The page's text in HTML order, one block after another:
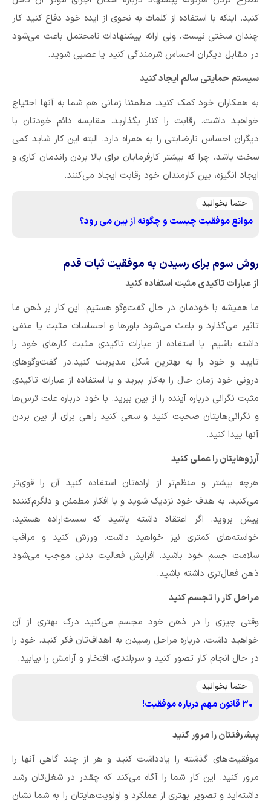
کنید. اینکه با استفاده از کلمات به نحوی از ایده خود دفاع کنید کار
چندان سختی نیست، ولی ارائه پیشنهادات نامحتمل باعث می‌شود
در مقابل دیگران احساس شرمندگی کنید یا عصبی شوید.
سیستم حمایتی سالم ایجاد کنید
به همکاران خود کمک کنید. مطمئنا زمانی‌ هم شما به آنها احتیاج
خواهید داشت. رقابت را کنار بگذارید. مقایسه دائم خودتان با
دیگران احساس نارضایتی را به همراه دارد. البته این کار شاید کمی
سخت باشد، چرا که بیشتر کارفرمایان برای بالا بردن راندمان کاری و
ایجاد انگیزه، بین کارمندان خود رقابت ایجاد می‌کنند.
حتما بخوانید
موانع موفقیت چیست و چگونه از بین می رود؟
روش سوم برای رسیدن به موفقیت ثبات قدم
از عبارات تاکیدی مثبت استفاده کنید
ما همیشه با خودمان در حال گفت‌و‌گو هستیم. این کار بر ذهن ما
تاثیر می‌گذارد و باعث می‌شود باورها و احساسات مثبت یا منفی
داشته باشیم. با استفاده از عبارات تاکیدی مثبت کارهای خود را
تایید و خود را به بهترین شکل مدیریت کنید.در گفت‌وگوهای
درونی خود زمان حال را به‌کار ببرید و با استفاده از عبارات تاکیدی
مثبت نگرانی درباره‌ آینده را از بین ببرید. با خود درباره علت ترس‌‌ها
و نگرانی‌هایتان صحبت کنید و سعی کنید راهی برای از بین بردن
آنها پیدا کنید.
آرزوهایتان را عملی کنید
هرچه بیشتر و منظم‌تر از اراده‌تان استفاده کنید آن را قوی‌تر
می‌کنید. به هدف خود نزدیک شوید و با افکار مطمئن و دلگرم‌کننده
پیش بروید. اگر اعتقاد داشته باشید که سست‌اراده هستید،
خواسته‌های کمتری نیز خواهید داشت. ورزش کنید و مراقب
سلامت جسم خود باشید. افزایش فعالیت بدنی موجب می‌شود
ذهن فعال‌تری داشته باشید.
مراحل کار را تجسم کنید
وقتی چیزی را در ذهن خود مجسم می‌کنید درک بهتری از آن
خواهید داشت. درباره مراحل رسیدن به اهداف‌تان فکر کنید. خود را
در حال انجام کار تصور کنید و سربلندی، افتخار و آرامش را بیابید.
حتما بخوانید
۳۰ قانون مهم درباره موفقیت!
پیشرفتتان را مرور کنید
موفقیت‌های گذشته را یادداشت کنید و هر از چند‌ گاهی آنها را
مرور کنید. این کار شما را آگاه می‌کند که چقدر در شغل‌تان رشد
داشته‌اید و تصویر بهتری از عملکرد و اولویت‌هایتان را به شما نشان